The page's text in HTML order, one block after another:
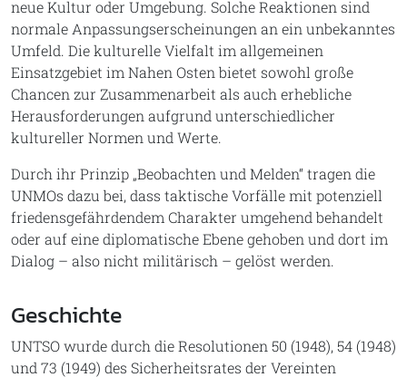
neue Kultur oder Umgebung. Solche Reaktionen sind
normale Anpassungserscheinungen an ein unbekanntes
Umfeld. Die kulturelle Vielfalt im allgemeinen
Einsatzgebiet im Nahen Osten bietet sowohl große
Chancen zur Zusammenarbeit als auch erhebliche
Herausforderungen aufgrund unterschiedlicher
kultureller Normen und Werte.
Durch ihr Prinzip „Beobachten und Melden“ tragen die
UNMOs dazu bei, dass taktische Vorfälle mit potenziell
friedensgefährdendem Charakter umgehend behandelt
oder auf eine diplomatische Ebene gehoben und dort im
Dialog – also nicht militärisch – gelöst werden.
Geschichte
UNTSO wurde durch die Resolutionen 50 (1948), 54 (1948)
und 73 (1949) des Sicherheitsrates der Vereinten